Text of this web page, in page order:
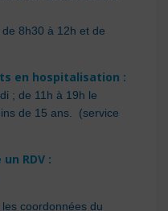
8h30 à 12h et de
en hospitalisation :
; de 11h à 19h le
de 15 ans. (service
RDV :
coordonnées du